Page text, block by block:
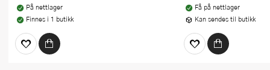
På nettlager
Finnes i 1 butikk
Få på nettlager
Kan sendes til butikk